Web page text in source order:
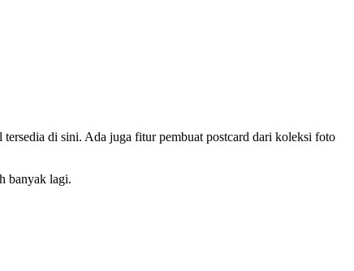
di sini. Ada juga fitur pembuat postcard dari koleksi foto
banyak lagi.